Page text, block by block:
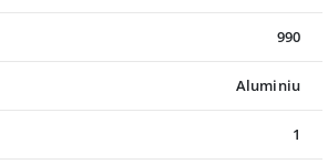
990
Aluminiu
1